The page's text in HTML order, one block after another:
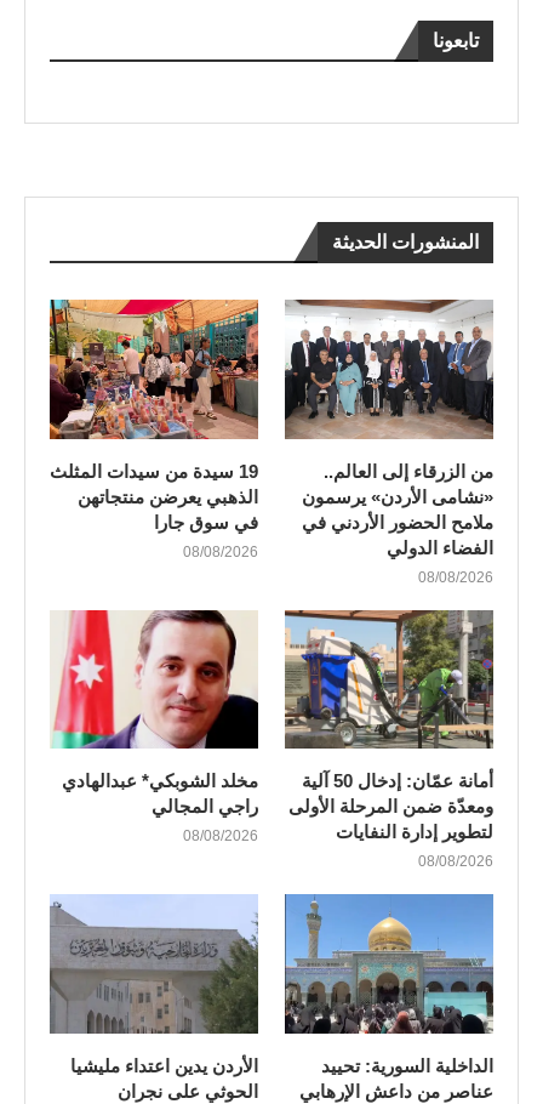
تابعونا
المنشورات الحديثة
من الزرقاء إلى العالم..
«نشامى الأردن» يرسمون
ملامح الحضور الأردني في
الفضاء الدولي
08/08/2026
19 سيدة من سيدات المثلث
الذهبي يعرضن منتجاتهن
في سوق جارا
08/08/2026
أمانة عمّان: إدخال 50 آلية
ومعدّة ضمن المرحلة الأولى
لتطوير إدارة النفايات
08/08/2026
مخلد الشوبكي* عبدالهادي
راجي المجالي
08/08/2026
الداخلية السورية: تحييد
عناصر من داعش الإرهابي
الأردن يدين اعتداء مليشيا
الحوثي على نجران